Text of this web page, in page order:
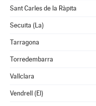
Sant Carles de la Ràpita
Secuita (La)
Tarragona
Torredembarra
Vallclara
Vendrell (El)